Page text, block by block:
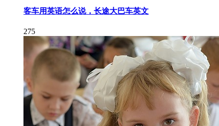
客车用英语怎么说，长途大巴车英文
275